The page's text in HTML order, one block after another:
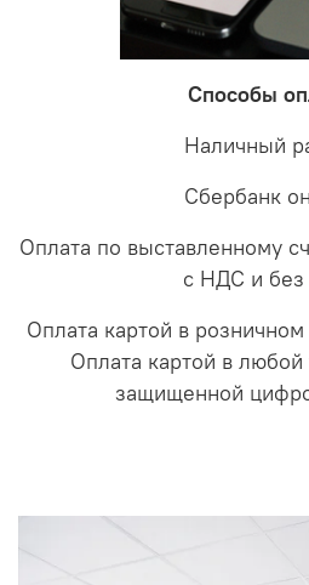
Способы
Наличный
Сбербанк
Оплата по выставленному
с НДС и
Оплата картой в
Оплата картой в
защищенной